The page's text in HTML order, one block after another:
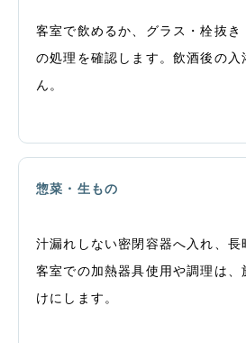
客室で飲めるか、グラス・栓抜き
の処理を確認します。飲酒後の入
ん。
惣菜・生もの
汁漏れしない密閉容器へ入れ、長
客室での加熱器具使用や調理は
けにします。